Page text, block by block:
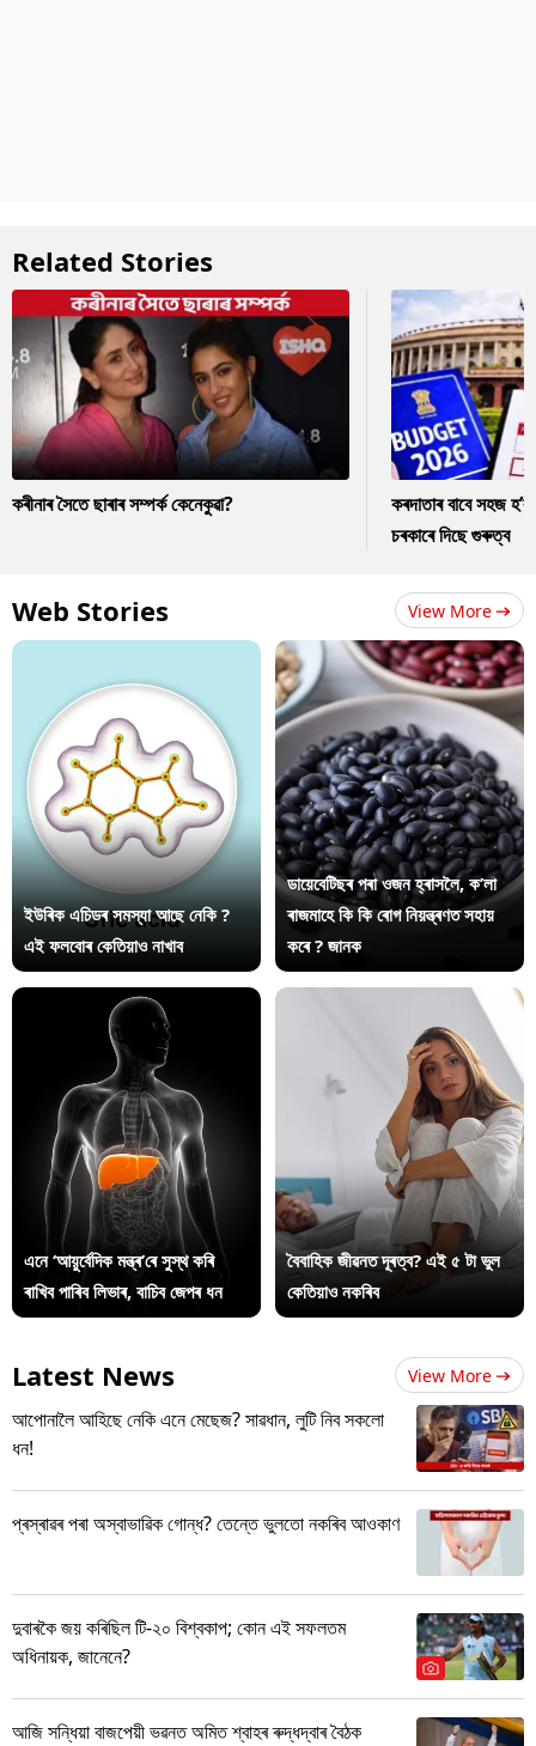
Related Stories
কৰীনাৰ সৈতে ছাৰাৰ সম্পৰ্ক কেনেকুৱা?
কৰদাতাৰ বাবে সহজ
চৰকাৰে দিছে গুৰুত্ব
Web Stories View More
ইউৰিক এচিডৰ সমস্যা আছে নেকি ?
এই ফলবোৰ কেতিয়াও নাখাব
ডায়েবেটিছৰ পৰা ওজন হ্ৰাসলৈ, ক’লা
ৰাজমাহে কি কি ৰোগ নিয়ন্ত্ৰণত সহায়
কৰে ? জানক
এনে ‘আয়ুৰ্বেদিক মন্ত্ৰ’ৰে সুস্থ কৰি
ৰাখিব পাৰিব লিভাৰ, বাচিব জেপৰ ধন
বৈবাহিক জীৱনত দূৰত্ব? এই ৫ টা ভুল
কেতিয়াও নকৰিব
Latest News View More
আপোনালৈ আহিছে নেকি এনে মেছেজ? সাৱধান, লুটি নিব সকলো
ধন!
প্ৰস্ৰাৱৰ পৰা অস্বাভাৱিক গোন্ধ? তেন্তে ভুলতো নকৰিব আওকাণ
দুবাৰকৈ জয় কৰিছিল টি-২০ বিশ্বকাপ; কোন এই সফলতম
অধিনায়ক, জানেনে?
আজি সন্ধিয়া বাজপেয়ী ভৱনত অমিত শ্বাহৰ ৰুদ্ধদ্বাৰ বৈঠক